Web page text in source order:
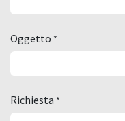
Oggetto *
Richiesta *